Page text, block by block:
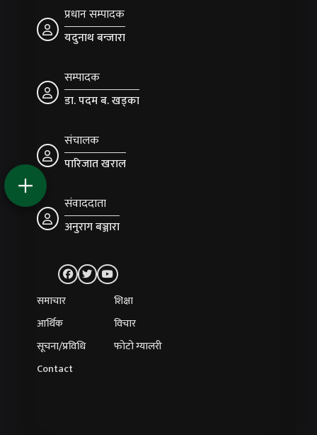
प्रधान सम्पादक
यदुनाथ बन्जारा
सम्पादक
डा. पदम ब. खड्का
संचालक
पारिजात खराल
संवाददाता
अनुराग बञ्जारा
समाचार
शिक्षा
आर्थिक
विचार
सूचना/प्रविधि
फोटो ग्यालरी
Contact